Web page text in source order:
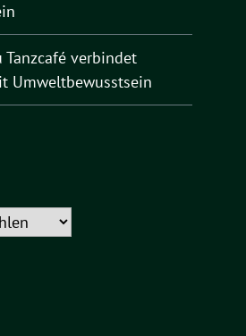
Tanzcafé verbindet
Umweltbewusstsein